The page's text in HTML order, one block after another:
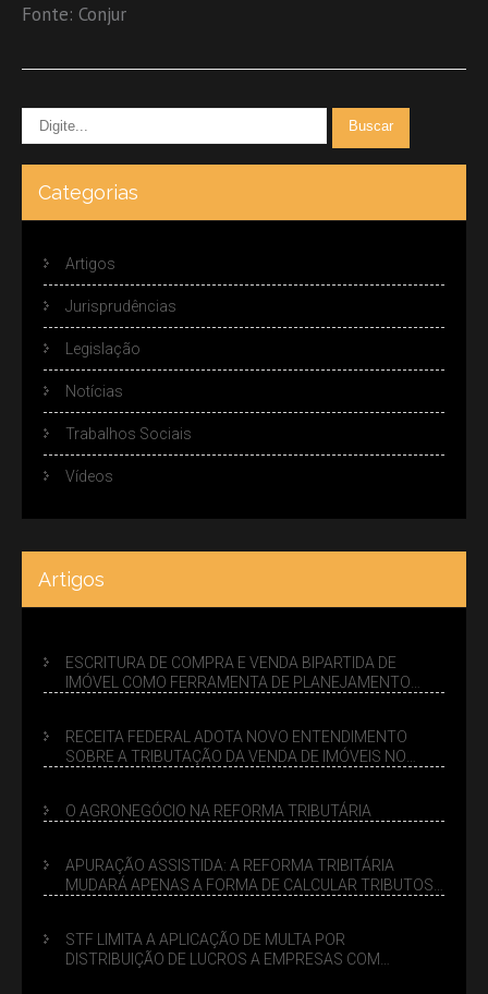
Fonte: Conjur
Categorias
Artigos
Jurisprudências
Legislação
Notícias
Trabalhos Sociais
Vídeos
Artigos
ESCRITURA DE COMPRA E VENDA BIPARTIDA DE
IMÓVEL COMO FERRAMENTA DE PLANEJAMENTO
RECEITA FEDERAL ADOTA NOVO ENTENDIMENTO
SOBRE A TRIBUTAÇÃO DA VENDA DE IMÓVEIS NO
O AGRONEGÓCIO NA REFORMA TRIBUTÁRIA
APURAÇÃO ASSISTIDA: A REFORMA TRIBITÁRIA
MUDARÁ APENAS A FORMA DE CALCULAR TRIBUTOS
STF LIMITA A APLICAÇÃO DE MULTA POR
DISTRIBUIÇÃO DE LUCROS A EMPRESAS COM